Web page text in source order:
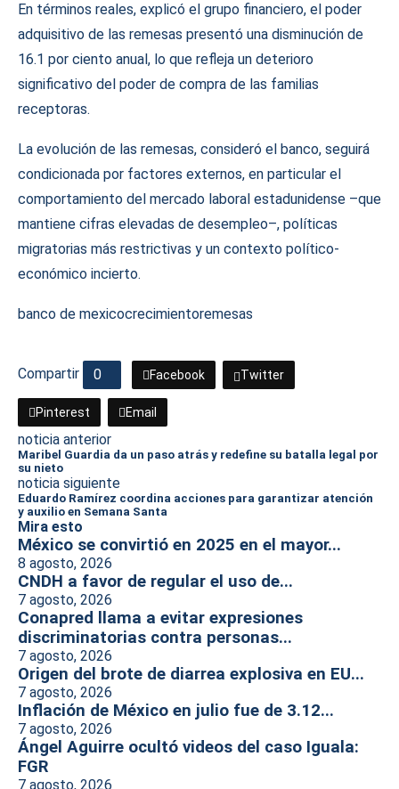
En términos reales, explicó el grupo financiero, el poder
adquisitivo de las remesas presentó una disminución de
16.1 por ciento anual, lo que refleja un deterioro
significativo del poder de compra de las familias
receptoras.
La evolución de las remesas, consideró el banco, seguirá
condicionada por factores externos, en particular el
comportamiento del mercado laboral estadunidense –que
mantiene cifras elevadas de desempleo–, políticas
migratorias más restrictivas y un contexto político-
económico incierto.
banco de mexicocrecimientoremesas
Compartir 0 Facebook Twitter
Pinterest Email
noticia anterior
Maribel Guardia da un paso atrás y redefine su batalla legal por
su nieto
noticia siguiente
Eduardo Ramírez coordina acciones para garantizar atención
y auxilio en Semana Santa
Mira esto
México se convirtió en 2025 en el mayor...
8 agosto, 2026
CNDH a favor de regular el uso de...
7 agosto, 2026
Conapred llama a evitar expresiones
discriminatorias contra personas...
7 agosto, 2026
Origen del brote de diarrea explosiva en EU...
7 agosto, 2026
Inflación de México en julio fue de 3.12...
7 agosto, 2026
Ángel Aguirre ocultó videos del caso Iguala:
FGR
7 agosto, 2026